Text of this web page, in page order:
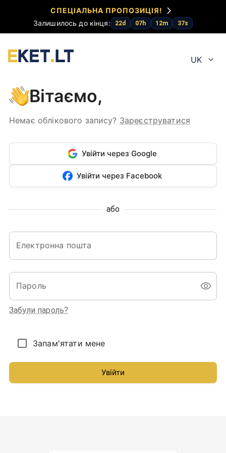
СПЕЦІАЛЬНА ПРОПОЗИЦІЯ!
Залишилось до кінця:
22d 07h 12m 37s
UK
Вітаємо,
Немає облікового запису? Зареєструватися
Увійти через Google
Увійти через Facebook
або
Електронна пошта
Пароль
Забули пароль?
Запам'ятати мене
Увійти